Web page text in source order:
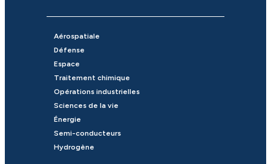
Aérospatiale
Défense
Espace
Traitement chimique
Opérations industrielles
Sciences de la vie
Énergie
Semi-conducteurs
Hydrogène